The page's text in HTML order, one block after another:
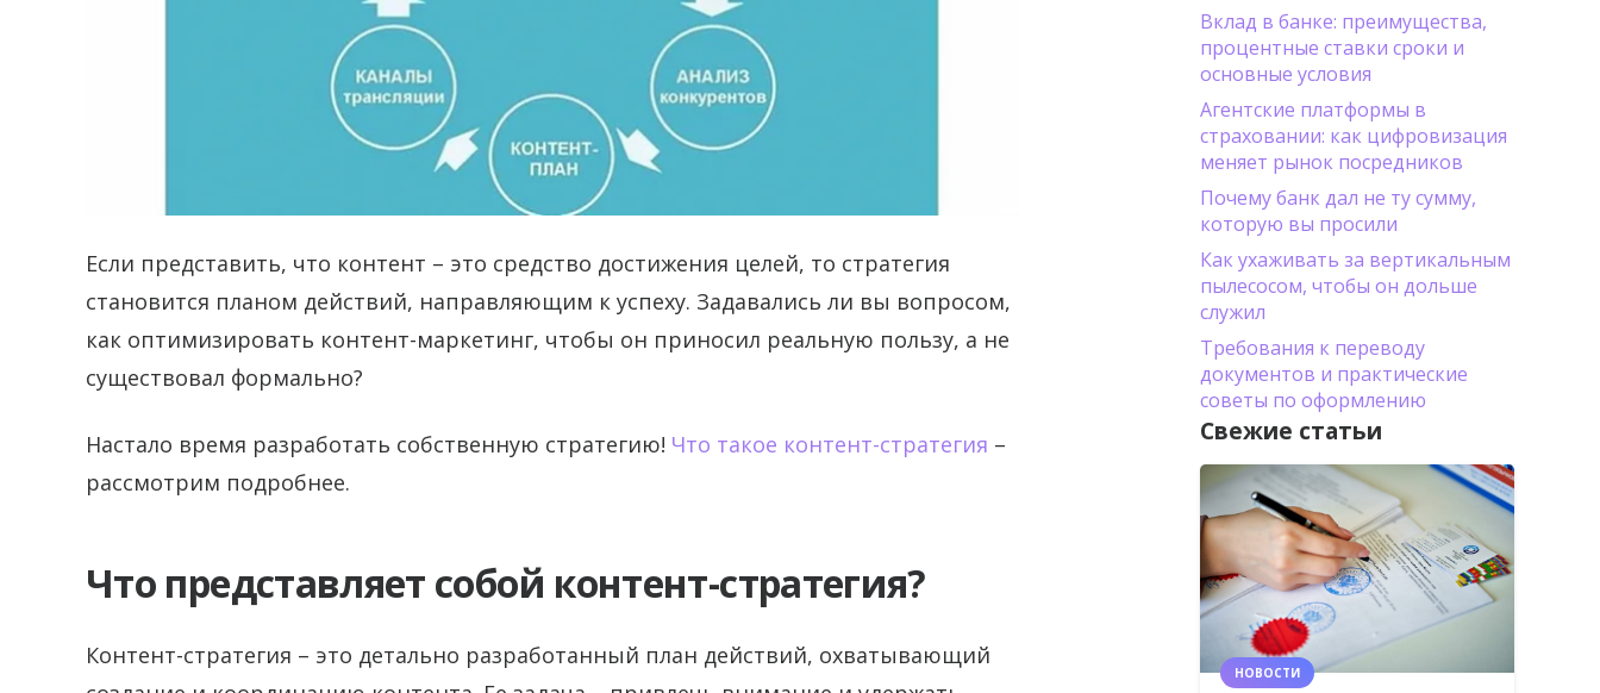
Если представить, что контент – это средство достижения целей, то стратегия
становится планом действий, направляющим к успеху. Задавались ли вы вопросом,
как оптимизировать контент-маркетинг, чтобы он приносил реальную пользу, а не
существовал формально?
Настало время разработать собственную стратегию! Что такое контент-стратегия –
рассмотрим подробнее.
Что представляет собой контент-стратегия?
Контент-стратегия – это детально разработанный план действий, охватывающий
Вклад в банке: преимущества,
процентные ставки сроки и
основные условия
Агентские платформы в
страховании: как цифровизация
меняет рынок посредников
Почему банк дал не ту сумму,
которую вы просили
Как ухаживать за вертикальным
пылесосом, чтобы он дольше
служил
Требования к переводу
документов и практические
советы по оформлению
Свежие статьи
НОВОСТИ